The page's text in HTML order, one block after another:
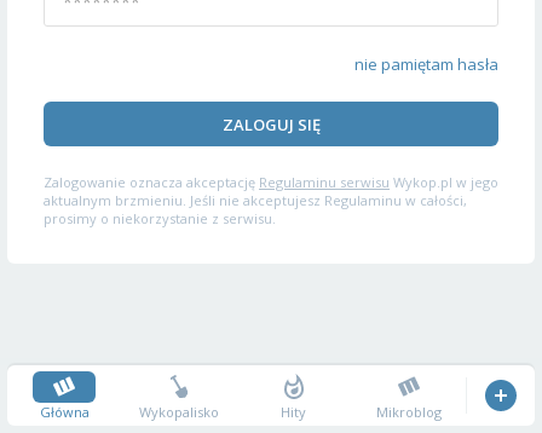
nie pamiętam hasła
ZALOGUJ SIĘ
Zalogowanie oznacza akceptację Regulaminu serwisu Wykop.pl w jego
aktualnym brzmieniu. Jeśli nie akceptujesz Regulaminu w całości,
prosimy o niekorzystanie z serwisu.
Główna Wykopalisko Hity Mikroblog